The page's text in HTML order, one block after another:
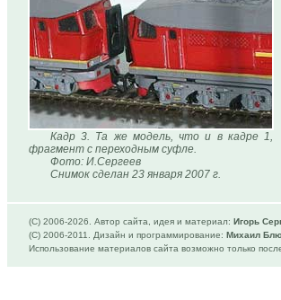
Кадр 3. Та же модель, что и в кадре 1,
фрагмент с переходным суфле.
Фото: И.Сергеев
Снимок сделан 23 января 2007 г.
(C) 2006-2026. Автор сайта, идея и материал: Игорь
(C) 2006-2011. Дизайн и программирование: Михаил
Использование материалов сайта возможно только